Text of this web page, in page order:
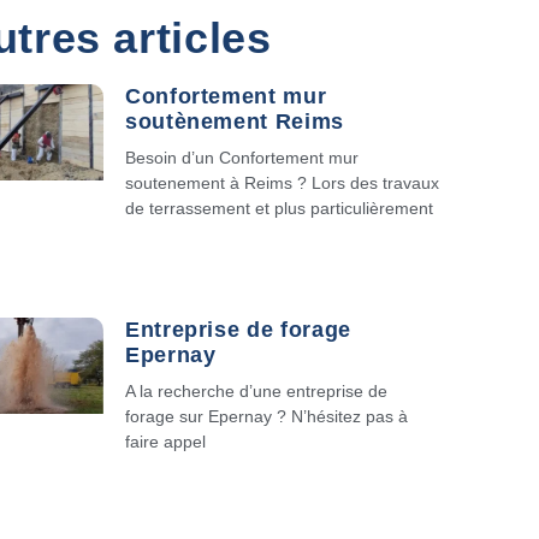
articles
Confortement mur
soutènement Reims
Besoin d’un Confortement mur
soutenement à Reims ? Lors des travaux
de terrassement et plus particulièrement
Entreprise de forage
Epernay
A la recherche d’une entreprise de
forage sur Epernay ? N’hésitez pas à
faire appel